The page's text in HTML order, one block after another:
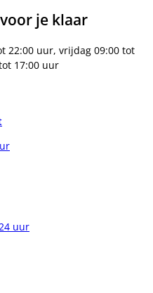
je klaar
22:00 uur, vrijdag 09:00 tot
17:00 uur
uur